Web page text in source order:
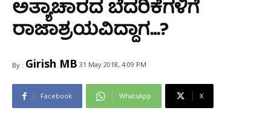
ಅತ್ಯಾಚಾರದ ಬೆದರಿಕೆಗಳಿಗೆ
ರಾಜಾಶ್ರಯವಿದ್ದಾಗ…?
By : Girish MB 31 May 2018, 4:09 PM
Facebook WhatsApp X